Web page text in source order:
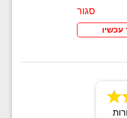
סגור
עכשיו